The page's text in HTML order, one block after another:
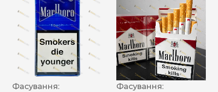
Фасування:
Фасування: